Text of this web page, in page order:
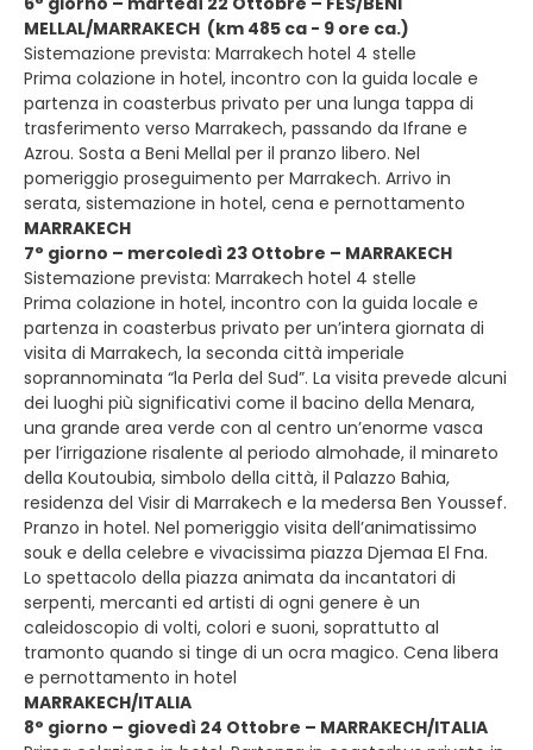
MELLAL/MARRAKECH (km 485 ca - 9 ore ca.)
Sistemazione prevista: Marrakech hotel 4 stelle
Prima colazione in hotel, incontro con la guida locale e
partenza in coasterbus privato per una lunga tappa di
trasferimento verso Marrakech, passando da Ifrane e
Azrou. Sosta a Beni Mellal per il pranzo libero. Nel
pomeriggio proseguimento per Marrakech. Arrivo in
serata, sistemazione in hotel, cena e pernottamento
MARRAKECH
7° giorno – mercoledì 23 Ottobre – MARRAKECH
Sistemazione prevista: Marrakech hotel 4 stelle
Prima colazione in hotel, incontro con la guida locale e
partenza in coasterbus privato per un’intera giornata di
visita di Marrakech, la seconda città imperiale
soprannominata “la Perla del Sud”. La visita prevede alcuni
dei luoghi più significativi come il bacino della Menara,
una grande area verde con al centro un’enorme vasca
per l’irrigazione risalente al periodo almohade, il minareto
della Koutoubia, simbolo della città, il Palazzo Bahia,
residenza del Visir di Marrakech e la medersa Ben Youssef.
Pranzo in hotel. Nel pomeriggio visita dell’animatissimo
souk e della celebre e vivacissima piazza Djemaa El Fna.
Lo spettacolo della piazza animata da incantatori di
serpenti, mercanti ed artisti di ogni genere è un
caleidoscopio di volti, colori e suoni, soprattutto al
tramonto quando si tinge di un ocra magico. Cena libera
e pernottamento in hotel
MARRAKECH/ITALIA
8° giorno – giovedì 24 Ottobre – MARRAKECH/ITALIA